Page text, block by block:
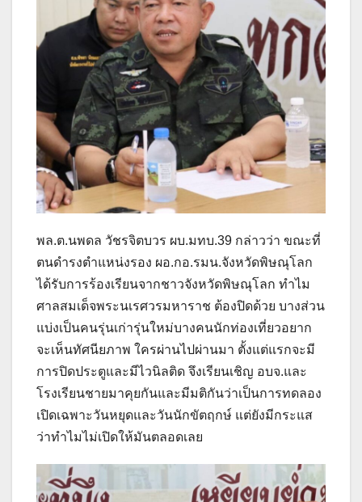
พล.ต.นพดล วัชรจิตบวร ผบ.มทบ.39 กล่าวว่า ขณะที่
ตนดำรงตำแหน่งรอง ผอ.กอ.รมน.จังหวัดพิษณุโลก
ได้รับการร้องเรียนจากชาวจังหวัดพิษณุโลก ทำไม
ศาลสมเด็จพระนเรศวรมหาราช ต้องปิดด้วย บางส่วน
แบ่งเป็นคนรุ่นเก่ารุ่นใหม่บางคนนักท่องเที่ยวอยาก
จะเห็นทัศนียภาพ ใครผ่านไปผ่านมา ตั้งแต่แรกจะมี
การปิดประตูและมีไวนิลติด จึงเรียนเชิญ อบจ.และ
โรงเรียนชายมาคุยกันและมีมติกันว่าเป็นการทดลอง
เปิดเฉพาะวันหยุดและวันนักขัตฤกษ์ แต่ยังมีกระแส
ว่าทำไมไม่เปิดให้มันตลอดเลย